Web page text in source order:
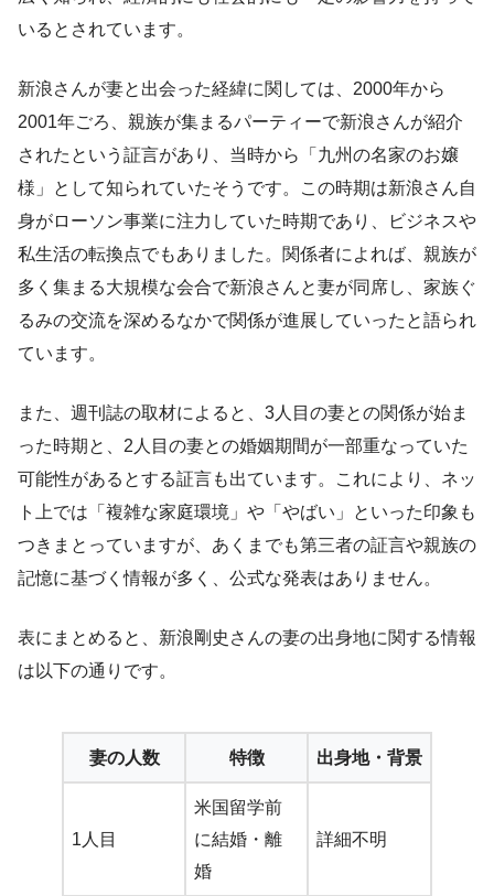
いるとされています。
新浪さんが妻と出会った経緯に関しては、2000年から
2001年ごろ、親族が集まるパーティーで新浪さんが紹介
されたという証言があり、当時から「九州の名家のお嬢
様」として知られていたそうです。この時期は新浪さん自
身がローソン事業に注力していた時期であり、ビジネスや
私生活の転換点でもありました。関係者によれば、親族が
多く集まる大規模な会合で新浪さんと妻が同席し、家族ぐ
るみの交流を深めるなかで関係が進展していったと語られ
ています。
また、週刊誌の取材によると、3人目の妻との関係が始ま
った時期と、2人目の妻との婚姻期間が一部重なっていた
可能性があるとする証言も出ています。これにより、ネッ
ト上では「複雑な家庭環境」や「やばい」といった印象も
つきまとっていますが、あくまでも第三者の証言や親族の
記憶に基づく情報が多く、公式な発表はありません。
表にまとめると、新浪剛史さんの妻の出身地に関する情報
は以下の通りです。
妻の人数 特徴 出身地・背景
1人目
米国留学前
に結婚・離
婚
詳細不明